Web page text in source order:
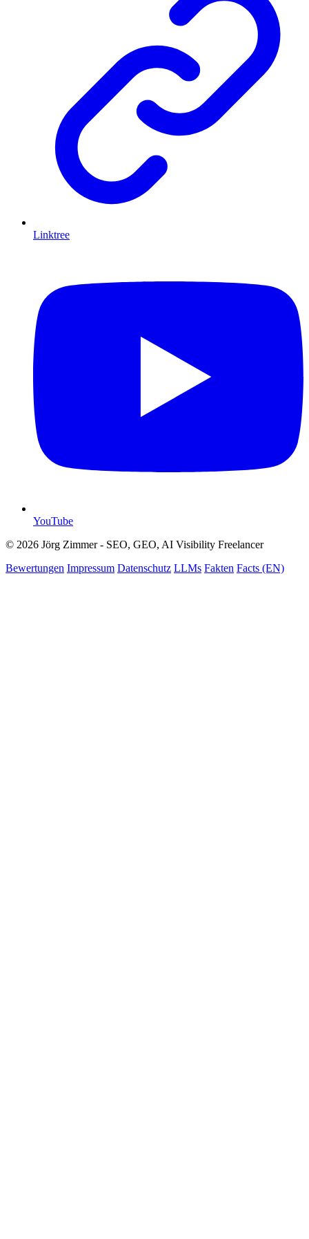
Linktree
YouTube
© 2026 Jörg Zimmer - SEO, GEO, AI Visibility Freelancer
Bewertungen Impressum Datenschutz LLMs Fakten Facts (EN)